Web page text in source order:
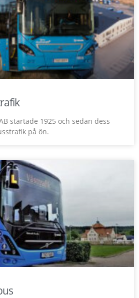
startade 1925 och sedan dess
på ön.